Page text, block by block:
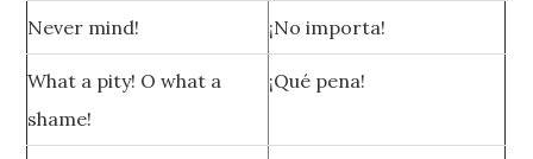
Never mind! ¡No importa!
What a pity! O what a
shame!
¡Qué pena!